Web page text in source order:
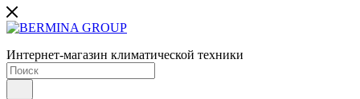
Интернет-магазин климатической техники